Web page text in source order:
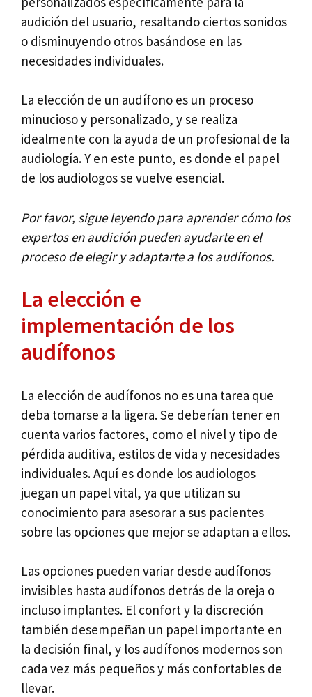
audición del usuario, resaltando ciertos sonidos
o disminuyendo otros basándose en las
necesidades individuales.
La elección de un audífono es un proceso
minucioso y personalizado, y se realiza
idealmente con la ayuda de un profesional de la
audiología. Y en este punto, es donde el papel
de los audiologos se vuelve esencial.
Por favor, sigue leyendo para aprender cómo los
expertos en audición pueden ayudarte en el
proceso de elegir y adaptarte a los audífonos.
La elección e
implementación de los
audífonos
La elección de audífonos no es una tarea que
deba tomarse a la ligera. Se deberían tener en
cuenta varios factores, como el nivel y tipo de
pérdida auditiva, estilos de vida y necesidades
individuales. Aquí es donde los audiologos
juegan un papel vital, ya que utilizan su
conocimiento para asesorar a sus pacientes
sobre las opciones que mejor se adaptan a ellos.
Las opciones pueden variar desde audífonos
invisibles hasta audífonos detrás de la oreja o
incluso implantes. El confort y la discreción
también desempeñan un papel importante en
la decisión final, y los audífonos modernos son
cada vez más pequeños y más confortables de
llevar.